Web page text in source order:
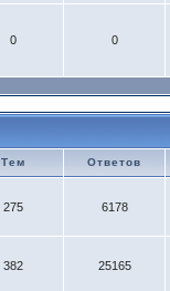
0 0
Тем Ответов
275 6178
382 25165